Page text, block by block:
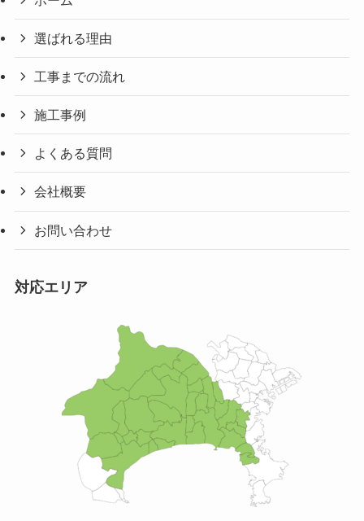
選ばれる理由
工事までの流れ
施工事例
よくある質問
会社概要
お問い合わせ
対応エリア